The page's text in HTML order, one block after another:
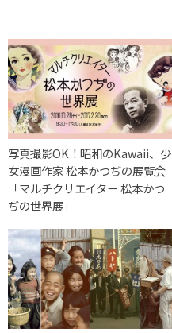
写真撮影OK！昭和のKawaii、少
女漫画作家 松本かつぢの展覧会
「マルチクリエイター 松本かつ
ぢの世界展」